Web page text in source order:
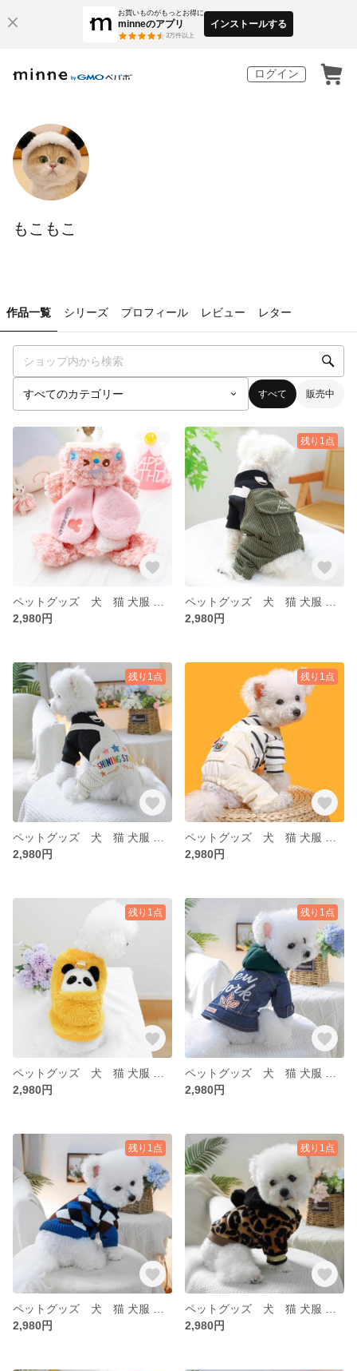
お買いものがもっとお得に
minneのアプリ
3万件以上
インストールする
ログイン
もこもこ
作品一覧 シリーズ プロフィール レビュー レター
すべて 販売中
2,980円
残り1点
2,980円
残り1点
2,980円
残り1点
2,980円
残り1点
2,980円
残り1点
2,980円
残り1点
2,980円
残り1点
2,980円